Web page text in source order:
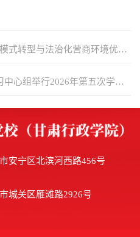
式转型与法治化营商环境优
中心组举行2026年第五次学习
安宁区北滨河西路456号
城关区雁滩路2926号